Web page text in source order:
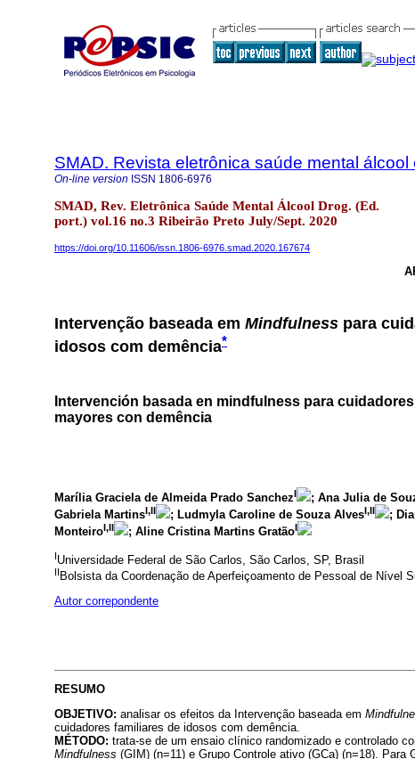
SMAD. Revista eletrônica saúde mental álcool
On-line version ISSN 1806-6976
SMAD, Rev. Eletrônica Saúde Mental Álcool Drog. (Ed.
port.) vol.16 no.3 Ribeirão Preto July/Sept. 2020
https://doi.org/10.11606/issn.1806-6976.smad.2020.167674
Intervenção baseada em Mindfulness para
idosos com demência*
Intervención basada en mindfulness para
mayores con demência
Marília Graciela de Almeida Prado SanchezI ; Ana Julia de
Gabriela MartinsI,II ; Ludmyla Caroline de Souza AlvesI,II
;
MonteiroI,II ; Aline Cristina Martins GratãoI
IUniversidade Federal de São Carlos, São Carlos, SP, Brasil
II Bolsista da Coordenação de Aperfeiçoamento de Pessoal de Nível
Autor correpondente
RESUMO
OBJETIVO: analisar os efeitos da Intervenção baseada em
cuidadores familiares de idosos com demência.
MÉTODO: trata-se de um ensaio clínico randomizado e controlado
Mindfulness (GIM) (n=11) e Grupo Controle ativo (GCa) (n=18).